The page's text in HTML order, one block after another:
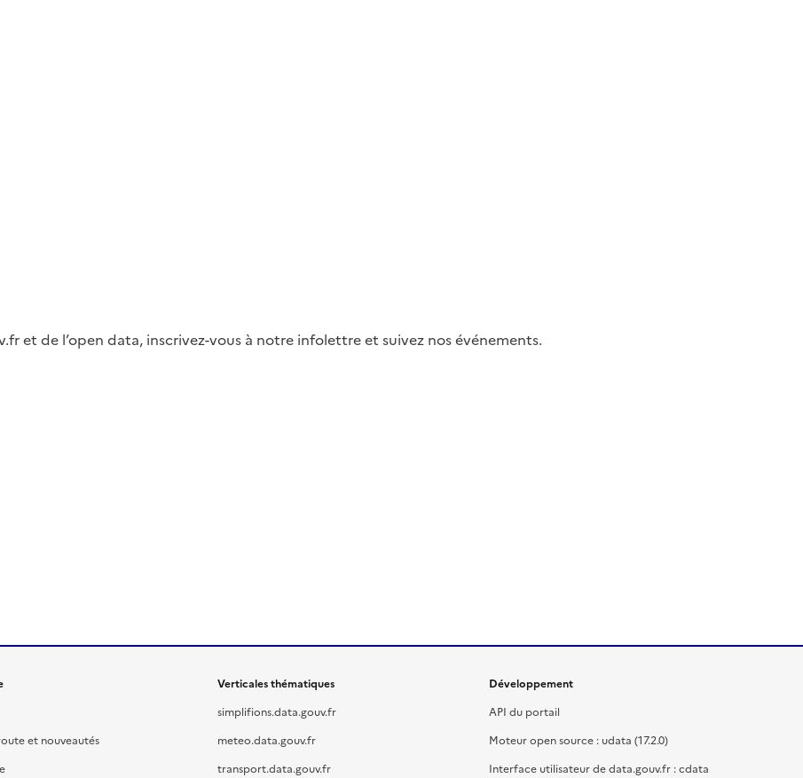
et de l’open data, inscrivez-vous à notre infolettre et suivez nos événements.
et nouveautés
Verticales thématiques
simplifions.data.gouv.fr
meteo.data.gouv.fr
transport.data.gouv.fr
Développement
API du portail
Moteur open source : udata (17.2.0)
Interface utilisateur de data.gouv.fr : cdata